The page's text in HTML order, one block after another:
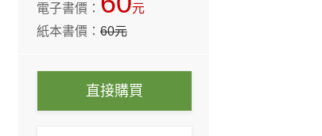
電子書價：
元
紙本書價：60元
直接購買